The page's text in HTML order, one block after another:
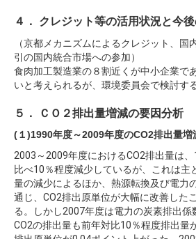
４． クレジット等の活用状況と今
（京都メカニズムによるクレジット、国
引の国内統合市場への参加）
食肉加工製造業の８割近くが中小企業で
いと考えられるが、環境委員会で検討す
５． ＣＯ２排出量増減の要因分析
(１)1990年度～2009年度のCO2排出量増
2003～2009年度におけるCO2排出量は
比べ10％程度減少しているが、これは主
量の減少によるほか、熱源転換及び電力
通じ、CO2排出原単位が大幅に改善した
る。しかし2007年度は電力の炭素排出係
CO2の排出量も前年対比10％程度排出量